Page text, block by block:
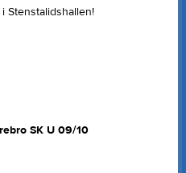
Stenstalidshallen!
SK U 09/10